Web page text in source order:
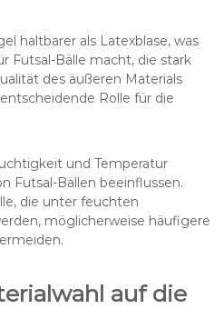
haltbarer als Latexblase, was
Futsal-Bälle macht, die stark
des äußeren Materials
Rolle für die
und Temperatur
Futsal-Bällen beeinflussen.
die unter feuchten
möglicherweise häufigere
auf die